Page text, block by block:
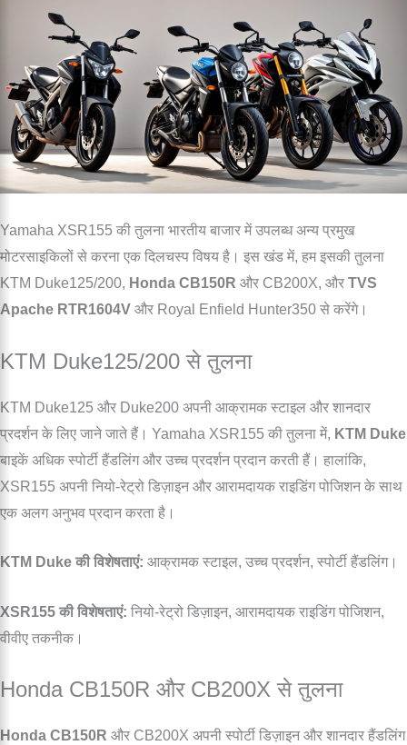
Yamaha XSR155 की तुलना भारतीय बाजार में उपलब्ध अन्य प्रमुख
मोटरसाइकिलों से करना एक दिलचस्प विषय है। इस खंड में, हम इसकी तुलना
KTM Duke125/200, Honda CB150R और CB200X, और TVS
Apache RTR1604V और Royal Enfield Hunter350 से करेंगे।
KTM Duke125/200 से तुलना
KTM Duke125 और Duke200 अपनी आक्रामक स्टाइल और शानदार
प्रदर्शन के लिए जाने जाते हैं। Yamaha XSR155 की तुलना में, KTM Duke
बाइकें अधिक स्पोर्टी हैंडलिंग और उच्च प्रदर्शन प्रदान करती हैं। हालांकि,
XSR155 अपनी नियो-रेट्रो डिज़ाइन और आरामदायक राइडिंग पोजिशन के साथ
एक अलग अनुभव प्रदान करता है।
KTM Duke की विशेषताएं: आक्रामक स्टाइल, उच्च प्रदर्शन, स्पोर्टी हैंडलिंग।
XSR155 की विशेषताएं: नियो-रेट्रो डिज़ाइन, आरामदायक राइडिंग पोजिशन,
वीवीए तकनीक।
Honda CB150R और CB200X से तुलना
Honda CB150R और CB200X अपनी स्पोर्टी डिज़ाइन और शानदार हैंडलिंग